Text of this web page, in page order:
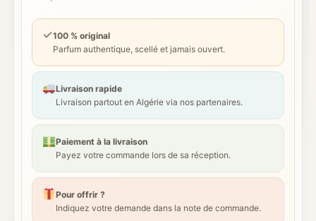
✓100 % original
Parfum authentique, scellé et jamais ouvert.
Livraison rapide
Livraison partout en Algérie via nos partenaires.
Paiement à la livraison
Payez votre commande lors de sa réception.
Pour offrir ?
Indiquez votre demande dans la note de commande.